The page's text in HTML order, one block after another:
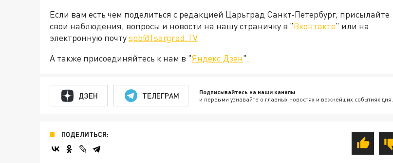
Если вам есть чем поделиться с редакцией Царьград Санкт-Петербург, присылайте
свои наблюдения, вопросы и новости на нашу страничку в "Вконтакте" или на
электронную почтуspb@Tsargrad.TV
А также присоединяйтесь к нам в "Яндекс.Дзен".
ДЗЕН ТЕЛЕГРАМ Подписывайтесь на наши каналы
и первыми узнавайте о главных новостях и важнейших событиях дня.
ПОДЕЛИТЬСЯ: